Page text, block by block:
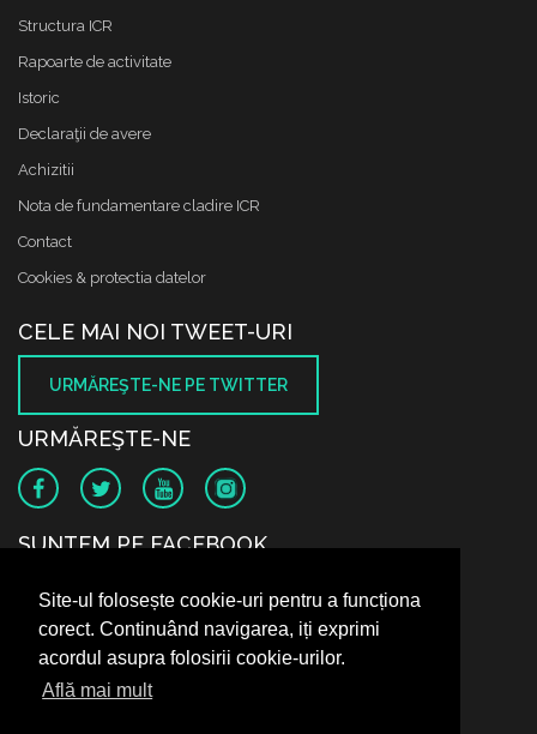
Site-ul folosește cookie-uri pentru a funcționa
corect. Continuând navigarea, iți exprimi
acordul asupra folosirii cookie-urilor.
Află mai mult
Structura ICR
Rapoarte de activitate
Istoric
Declaraţii de avere
Achizitii
Nota de fundamentare cladire ICR
Contact
Cookies & protectia datelor
CELE MAI NOI TWEET-URI
URMĂREŞTE-NE PE TWITTER
URMĂREŞTE-NE
SUNTEM PE FACEBOOK